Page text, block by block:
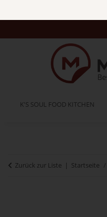
K'S SOUL FOOD KITCHEN
Zurück zur Liste Startseite